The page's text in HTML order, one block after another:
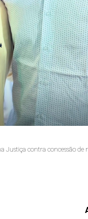
Justiça contra concessão de